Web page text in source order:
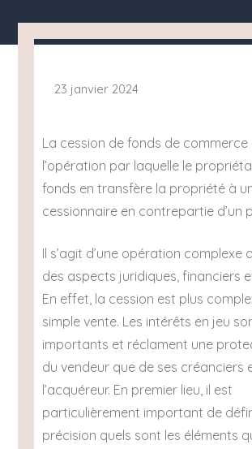
23 janvier 2024
La cession de fonds de commerce
l’opération par laquelle le
fonds en transfère la propriété à
cessionnaire en contrepartie d’un
Il s’agit d’une opération complexe
des aspects juridiques, financiers
En effet, la cession est plus
simple vente. Les intérêts en jeu
importants et réclament une
du vendeur que de ses créanciers
l’acquéreur. En premier lieu, il est
particulièrement important de
précision quels sont les éléments